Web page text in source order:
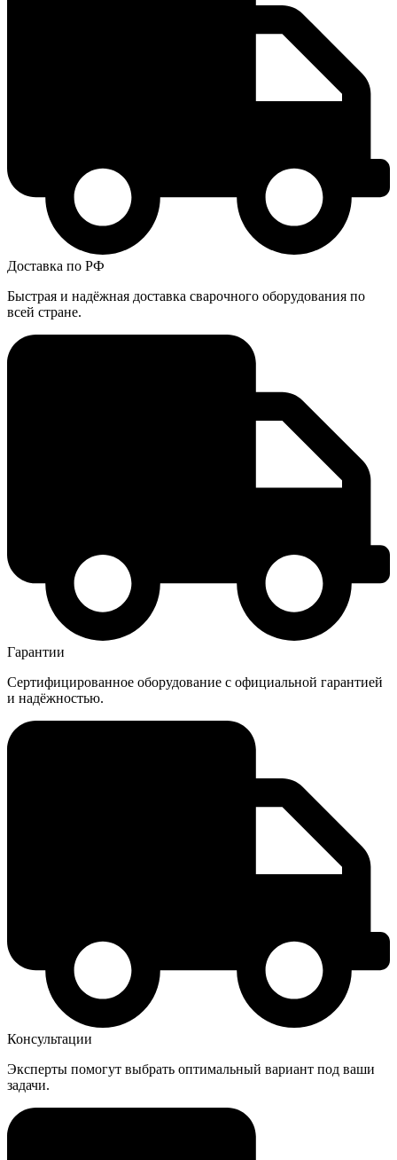
Доставка по РФ
Быстрая и надёжная доставка сварочного оборудования по
всей стране.
Гарантии
Сертифицированное оборудование с официальной гарантией
и надёжностью.
Консультации
Эксперты помогут выбрать оптимальный вариант под ваши
задачи.